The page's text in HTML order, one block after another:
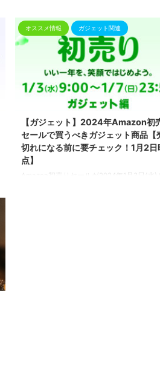
オススメ情報 ガジェット関連
【ガジェット】2024年Amazon初
セールで買うべきガジェット商品【
切れになる前に要チェック！1月2日
点】
Amazon初売りセールが2024年1月3日(水)